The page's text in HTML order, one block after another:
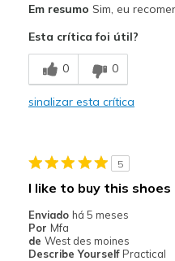
Comfortable
Stylish
Travel
Width
Sizing
View On Shoes
I'm
Em resumo Sim, eu
Esta crítica foi útil?
0 0
sinalizar esta crítica
5
I like to buy this shoes
Enviado há 5 meses
Por Mfa
de West des moines
Describe Yourself Practical